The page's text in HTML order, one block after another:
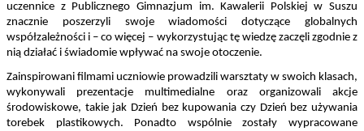
uczennice z Publicznego Gimnazjum im. Kawalerii Polskiej w Suszu
znacznie poszerzyli swoje wiadomości dotyczące globalnych
współzależności i – co więcej – wykorzystując tę wiedzę zaczęli zgodnie z
nią działać i świadomie wpływać na swoje otoczenie.
Zainspirowani filmami uczniowie prowadzili warsztaty w swoich klasach,
wykonywali prezentacje multimedialne oraz organizowali akcje
środowiskowe, takie jak Dzień bez kupowania czy Dzień bez używania
torebek plastikowych. Ponadto wspólnie zostały wypracowane